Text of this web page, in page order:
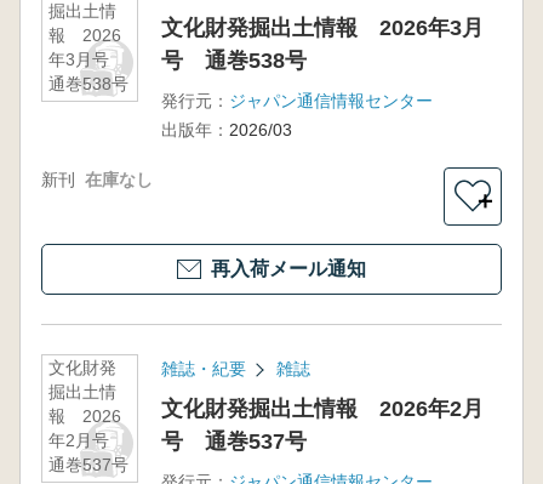
掘出土情
報 2026
年3月号
通巻538号
文化財発掘出土情報 2026年3月
号 通巻538号
発行元： ジャパン通信情報センター
出版年： 2026/03
新刊 在庫なし
＋
再入荷メール通知
文化財発
掘出土情
報 2026
年2月号
通巻537号
雑誌・紀要 雑誌
文化財発掘出土情報 2026年2月
号 通巻537号